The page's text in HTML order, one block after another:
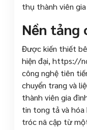
thụ thành viên
Nền tảng
Được kiến thiết
hiện đại, https://
công nghệ tiên
chuyển trang và
thành viên gia
tin tong tả và
tróc nã cập từ